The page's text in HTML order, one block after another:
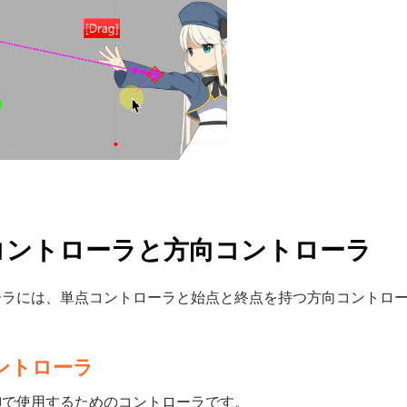
トローラと方向コントローラ
には、単点コントローラと始点と終点を持つ方向コントロ
トローラ
使用するためのコントローラです。